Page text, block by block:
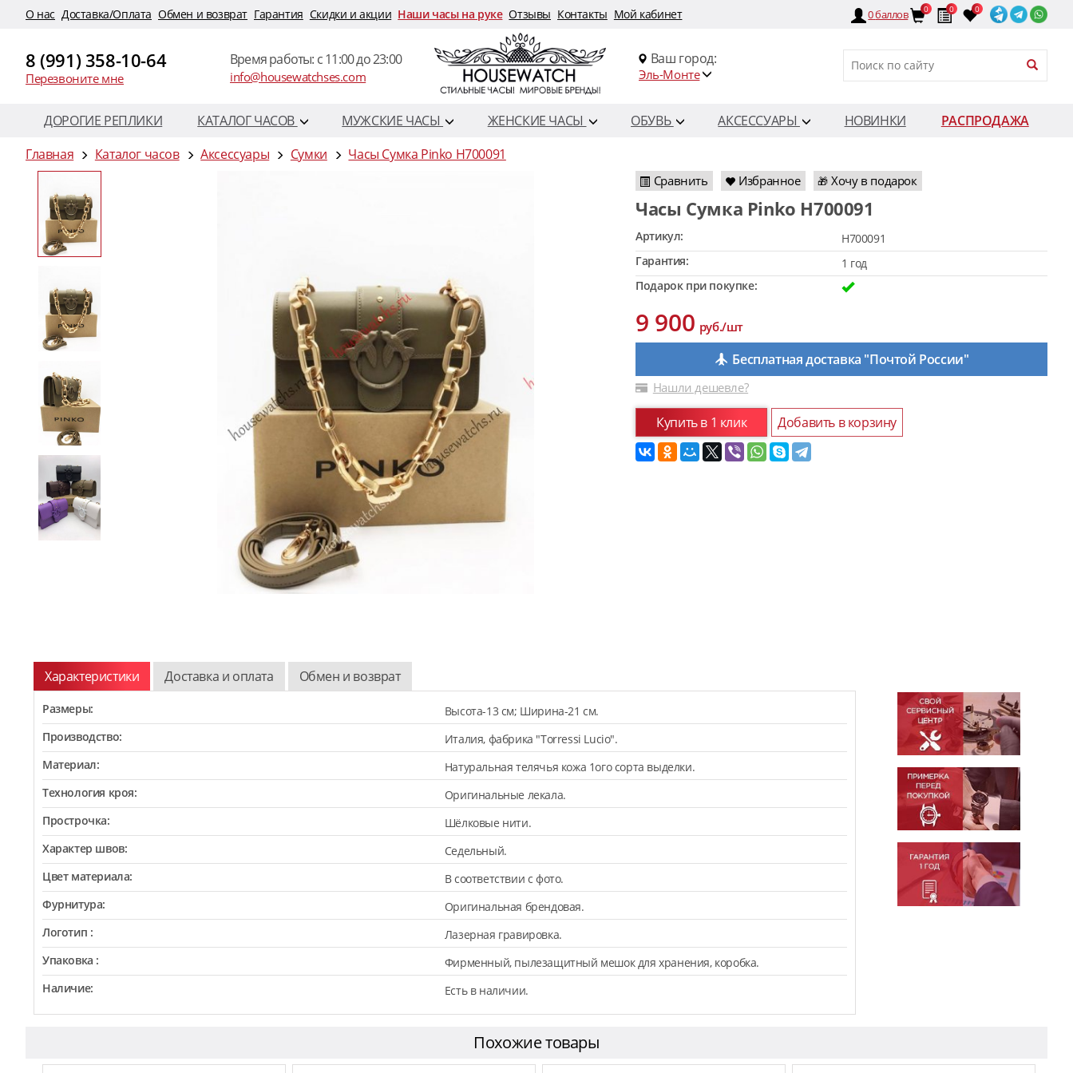
O нас Доставка/Оплата Обмен и возврат Гарантия Скидки и акции Наши часы на руке Отзывы Контакты Мой кабинет 0баллов 0 0 0
8 (991) 358-10-64
Перезвоните мне
Время работы: c 11:00 до 23:00
info@housewatchses.com
Ваш город:
Эль-Монте
ДОРОГИЕ РЕПЛИКИ КАТАЛОГ ЧАСОВ МУЖСКИЕ ЧАСЫ ЖЕНСКИЕ ЧАСЫ ОБУВЬ АКСЕССУАРЫ НОВИНКИ
РАСПРОДАЖА
Главная
Каталог часов Аксессуары Сумки Часы Сумка Pinko H700091
Сравнить Избранное 🎁 Хочу в подарок
Часы Сумка Pinko H700091
Артикул:
H700091
Гарантия:
1 год
Подарок при покупке:
9 900руб./шт
Бесплатная доставка "Почтой России"
Нашли дешевле?
Купить в 1 клик Добавить в корзину
Характеристики Доставка и оплата Обмен и возврат
Размеры:
Высота-13 см; Ширина-21 см.
Производство:
Италия, фабрика "Torressi Lucio".
Материал:
Натуральная телячья кожа 1ого сорта выделки.
Технология кроя:
Оригинальные лекала.
Прострочка:
Шёлковые нити.
Характер швов:
Седельный.
Цвет материала:
В соответствии с фото.
Фурнитура:
Оригинальная брендовая.
Логотип :
Лазерная гравировка.
Упаковка :
Фирменный, пылезащитный мешок для хранения, коробка.
Наличие:
Есть в наличии.
Похожие товары